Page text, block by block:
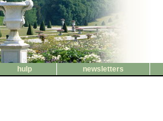
hulp
newsletters